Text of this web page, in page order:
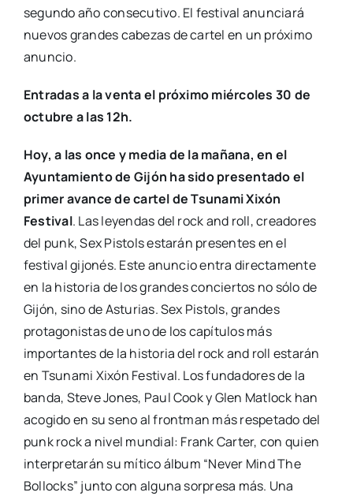
segundo año consecutivo. El festival anunciará
nuevos grandes cabezas de cartel en un próximo
anuncio.
Entradas a la venta el próximo miércoles 30 de
octubre a las 12h.
Hoy, a las once y media de la mañana, en el
Ayuntamiento de Gijón ha sido presentado el
primer avance de cartel de Tsunami Xixón
Festival. Las leyendas del rock and roll, creadores
del punk, Sex Pistols estarán presentes en el
festival gijonés. Este anuncio entra directamente
en la historia de los grandes conciertos no sólo de
Gijón, sino de Asturias. Sex Pistols, grandes
protagonistas de uno de los capítulos más
importantes de la historia del rock and roll estarán
en Tsunami Xixón Festival. Los fundadores de la
banda, Steve Jones, Paul Cook y Glen Matlock han
acogido en su seno al frontman más respetado del
punk rock a nivel mundial: Frank Carter, con quien
interpretarán su mítico álbum “Never Mind The
Bollocks” junto con alguna sorpresa más. Una